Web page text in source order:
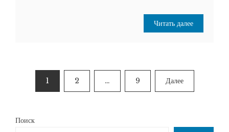
Читать далее
Пагинация
записей
1 2 … 9 Далее
Поиск